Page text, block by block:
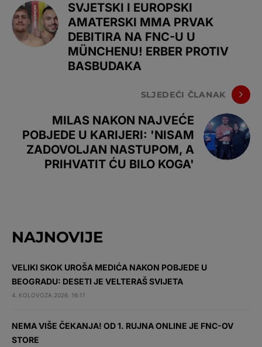
SVJETSKI I EUROPSKI
AMATERSKI MMA PRVAK
DEBITIRA NA FNC-U U
MÜNCHENU! ERBER PROTIV
BASBUDAKA
SLJEDEĆI ČLANAK
MILAS NAKON NAJVEĆE
POBJEDE U KARIJERI: 'NISAM
ZADOVOLJAN NASTUPOM, A
PRIHVATIT ĆU BILO KOGA'
NAJNOVIJE
VELIKI SKOK UROŠA MEDIĆA NAKON POBJEDE U
BEOGRADU: DESETI JE VELTERAŠ SVIJETA
4. KOLOVOZA 2026. 16:11
NEMA VIŠE ČEKANJA! OD 1. RUJNA ONLINE JE FNC-OV
STORE